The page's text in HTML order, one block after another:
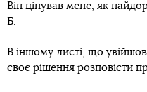
Він цінував мене, як
Б.
В іншому листі, що
своє рішення розповісти